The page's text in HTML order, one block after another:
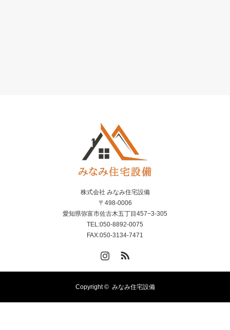
株式会社 みなみ住宅設備
〒498-0006
愛知県弥富市佐古木五丁目457−3-305
TEL:050-8892-0075
FAX:050-3134-7471
Copyright © みなみ住宅設備